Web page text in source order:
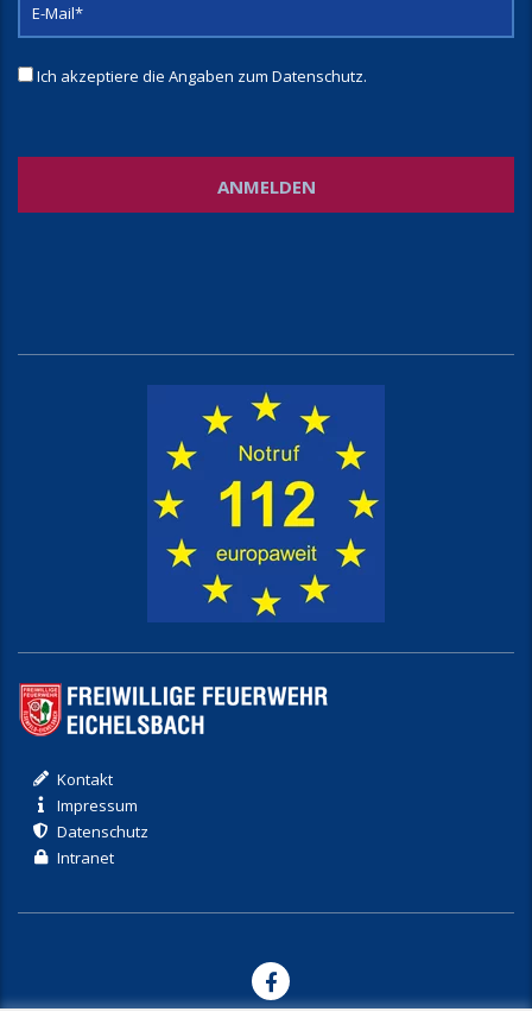
Ich akzeptiere die Angaben zum Datenschutz.
Kontakt
Impressum
Datenschutz
Intranet